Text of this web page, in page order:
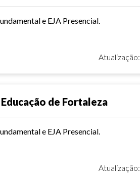
e EJA Presencial.
Atualização:
de Fortaleza
e EJA Presencial.
Atualização: